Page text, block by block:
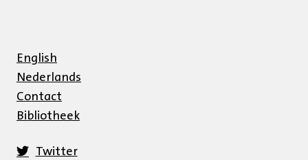
English
Nederlands
Contact
Bibliotheek
Twitter